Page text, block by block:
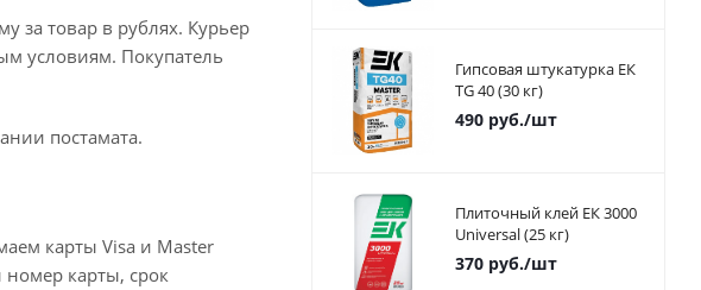
за товар в рублях. Курьер
условиям. Покупатель
постамата.
карты Visa и Master
номер карты, срок
Гипсовая штукатурка ЕК
TG 40 (30 кг)
490руб./шт
Плиточный клей ЕК 3000
Universal (25 кг)
370руб./шт